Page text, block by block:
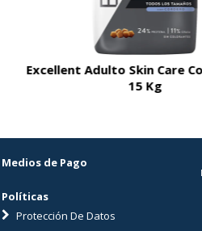
Excellent Adulto Skin Care
15 Kg
Medios de Pago
Políticas
Protección De Datos